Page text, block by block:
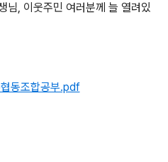
님, 이웃주민 여러분께 늘 열려있
동조합공부.pdf